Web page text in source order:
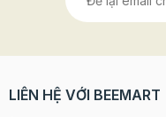
LIÊN HỆ VỚI BEEMART